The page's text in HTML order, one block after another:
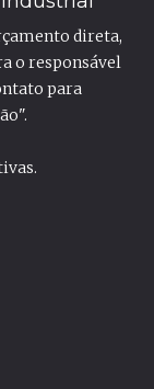
direta,
o responsável
para